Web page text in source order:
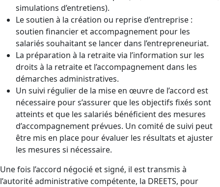
simulations d’entretiens).
Le soutien à la création ou reprise d’entreprise :
soutien financier et accompagnement pour les
salariés souhaitant se lancer dans l’entrepreneuriat.
La préparation à la retraite via l’information sur les
droits à la retraite et l’accompagnement dans les
démarches administratives.
Un suivi régulier de la mise en œuvre de l’accord est
nécessaire pour s’assurer que les objectifs fixés sont
atteints et que les salariés bénéficient des mesures
d’accompagnement prévues. Un comité de suivi peut
être mis en place pour évaluer les résultats et ajuster
les mesures si nécessaire.
Une fois l’accord négocié et signé, il est transmis à
l’autorité administrative compétente, la DREETS, pour